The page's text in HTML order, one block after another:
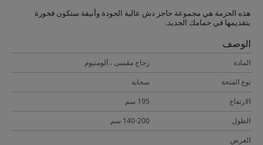
هذه الحزمة هي مجموعة حاجز دش عالية الجودة وأنيقة ستكون فخورة
بتقديمها في حمامك الجديد.
الوصف
المادة
زجاج مقسى ، ألومنيوم
نوع الفتحة
سحابة
الارتفاع
195 سم
الطول
140-200 سم
العرض